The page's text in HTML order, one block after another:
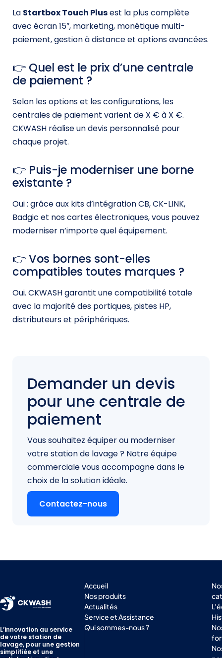
La Startbox Touch Plusest la plus complète
avec écran 15”, marketing, monétique multi-
paiement, gestion à distance et options avancées.
👉 Quel est le prix d’une centrale
de paiement ?
Selon les options et les configurations, les
centrales de paiement varient de X € à X €.
CKWASH réalise un devis personnalisé pour
chaque projet.
👉 Puis-je moderniser une borne
existante ?
Oui : grâce aux kits d’intégration CB, CK-LINK,
Badgic et nos cartes électroniques, vous pouvez
moderniser n’importe quel équipement.
👉 Vos bornes sont-elles
compatibles toutes marques ?
Oui. CKWASH garantit une compatibilité totale
avec la majorité des portiques, pistes HP,
distributeurs et périphériques.
Demander un devis
pour une centrale de
paiement
Vous souhaitez équiper ou moderniser
votre station de lavage ? Notre équipe
commerciale vous accompagne dans le
choix de la solution idéale.
Contactez-nous
L’innovation au service
de votre station de
lavage, pour une gestion
simplifiée et une
Accueil
Nos produits
Actualités
Service et Assistance
Qui sommes-nous ?